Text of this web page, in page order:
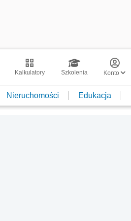
Kalkulatory Szkolenia Konto
Nieruchomości Edukacja